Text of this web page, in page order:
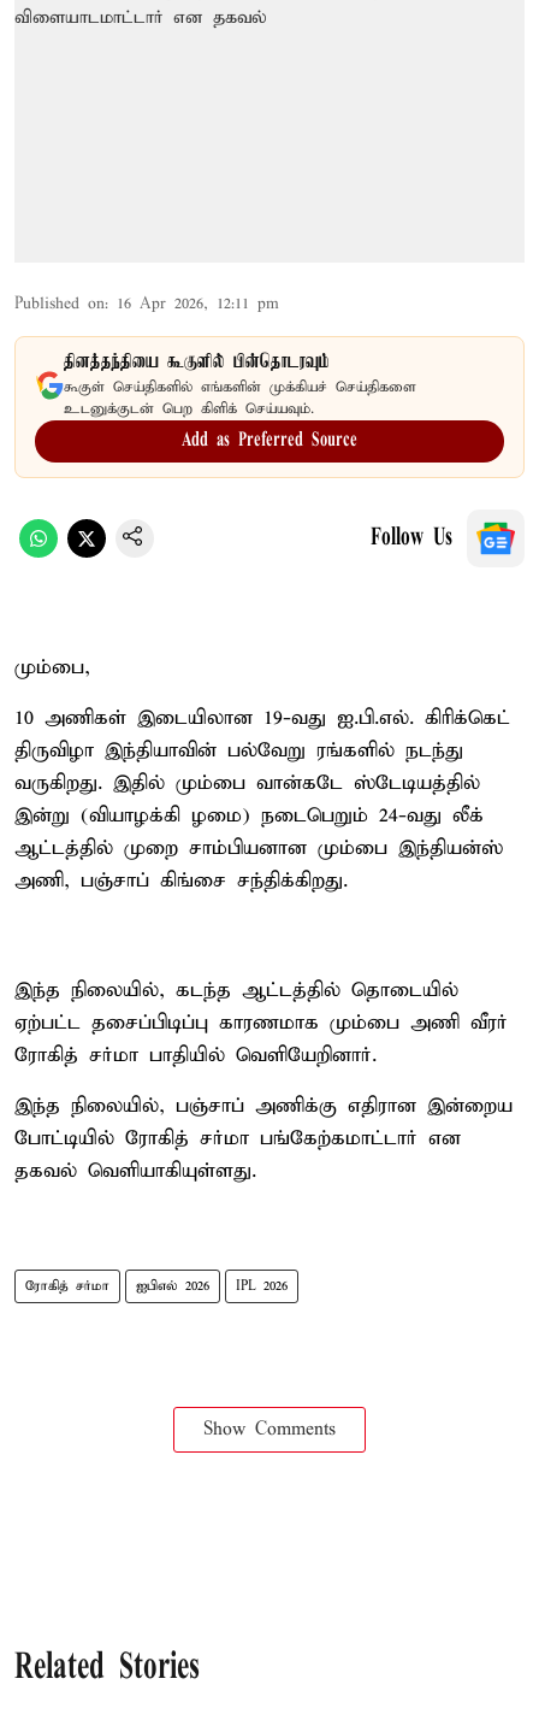
Published on: 16 Apr 2026, 12:11 pm
தினத்தந்தியை கூகுளில் பின்தொடரவும்
கூகுள் செய்திகளில் எங்களின் முக்கியச் செய்திகளை
உடனுக்குடன் பெற கிளிக் செய்யவும்.
Add as Preferred Source
Follow Us
மும்பை,
10 அணிகள் இடையிலான 19-வது ஐ.பி.எல். கிரிக்கெட்
திருவிழா இந்தியாவின் பல்வேறு ரங்களில் நடந்து
வருகிறது. இதில் மும்பை வான்கடே ஸ்டேடியத்தில்
இன்று (வியாழக்கி ழமை) நடைபெறும் 24-வது லீக்
ஆட்டத்தில் முறை சாம்பியனான மும்பை இந்தியன்ஸ்
அணி, பஞ்சாப் கிங்சை சந்திக்கிறது.
இந்த நிலையில், கடந்த ஆட்டத்தில் தொடையில்
ஏற்பட்ட தசைப்பிடிப்பு காரணமாக மும்பை அணி வீரர்
ரோகித் சர்மா பாதியில் வெளியேறினார்.
இந்த நிலையில், பஞ்சாப் அணிக்கு எதிரான இன்றைய
போட்டியில் ரோகித் சர்மா பங்கேற்கமாட்டார் என
தகவல் வெளியாகியுள்ளது.
ரோகித் சர்மா ஐபிஎல் 2026 IPL 2026
Show Comments
Related Stories